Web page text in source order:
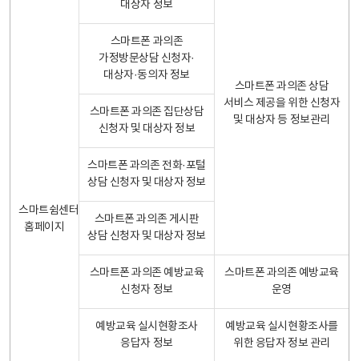
스마트쉼센터
홈페이지
대상자 정보
스마트폰 과의존 상담
서비스 제공을 위한 신청자
및 대상자 등 정보관리
스마트폰 과의존
가정방문상담 신청자·
대상자·동의자 정보
스마트폰 과의존 집단상담
신청자 및 대상자 정보
스마트폰 과의존 전화·포털
상담 신청자 및 대상자 정보
스마트폰 과의존 게시판
상담 신청자 및 대상자 정보
스마트폰 과의존 예방교육
신청자 정보
스마트폰 과의존 예방교육
운영
예방교육 실시현황조사
응답자 정보
예방교육 실시현황조사를
위한 응답자 정보 관리